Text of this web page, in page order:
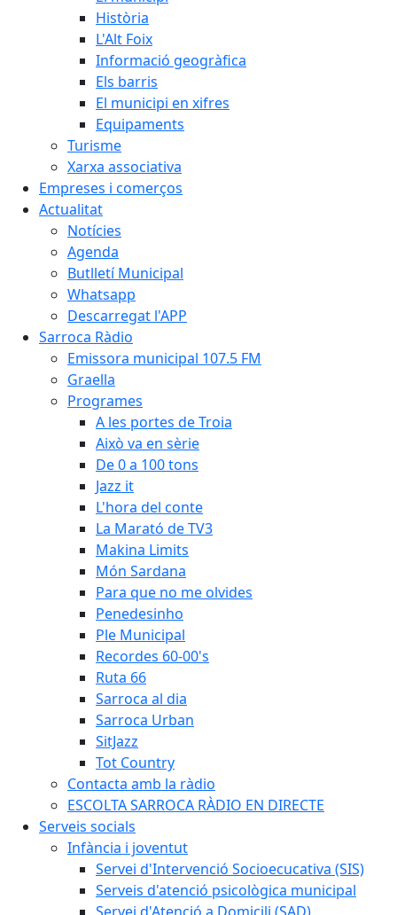
Història
L'Alt Foix
Informació geogràfica
Els barris
El municipi en xifres
Equipaments
Turisme
Xarxa associativa
Empreses i comerços
Actualitat
Notícies
Agenda
Butlletí Municipal
Whatsapp
Descarregat l'APP
Sarroca Ràdio
Emissora municipal 107.5 FM
Graella
Programes
A les portes de Troia
Això va en sèrie
De 0 a 100 tons
Jazz it
L'hora del conte
La Marató de TV3
Makina Limits
Món Sardana
Para que no me olvides
Penedesinho
Ple Municipal
Recordes 60-00's
Ruta 66
Sarroca al dia
Sarroca Urban
SitJazz
Tot Country
Contacta amb la ràdio
ESCOLTA SARROCA RÀDIO EN DIRECTE
Serveis socials
Infància i joventut
Servei d'Intervenció Socioecucativa (SIS)
Serveis d'atenció psicològica municipal